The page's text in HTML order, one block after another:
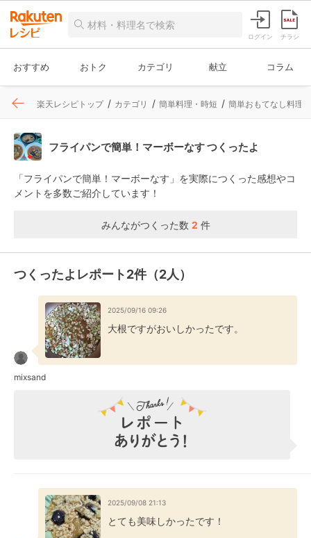
ログイン チラシ
おすすめ おトク カテゴリ 献立 コラム
楽天レシピトップ カテゴリ 簡単料理・時短 簡単おもてなし料理
フライパンで簡単！マーボーなす つくったよ
「フライパンで簡単！マーボーなす」を実際につくった感想やコ
メントを多数ご紹介しています！
みんながつくった数 2 件
つくったよレポート2件（2人）
2025/09/16 09:26
大根ですがおいしかったです。
mixsand
2025/09/08 21:13
とても美味しかったです！